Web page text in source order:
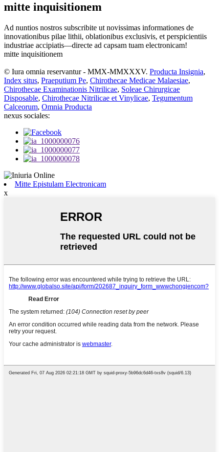
mitte inquisitionem
Ad nuntios nostros subscribite ut novissimas informationes de
innovationibus pilae lithii, oblationibus exclusivis, et perspicientiis
industriae accipiatis—directe ad capsam tuam electronicam!
mitte inquisitionem
© Iura omnia reservantur - MMX-MMXXXV. Producta Insignia,
Index situs, Praeputium Pe, Chirothecae Medicae Malaesiae,
Chirothecae Examinationis Nitrilicae, Soleae Chirurgicae
Disposable, Chirothecae Nitrilicae et Vinylicae, Tegumentum
Calceorum, Omnia Producta
nexus sociales:
Mitte Epistulam Electronicam
x